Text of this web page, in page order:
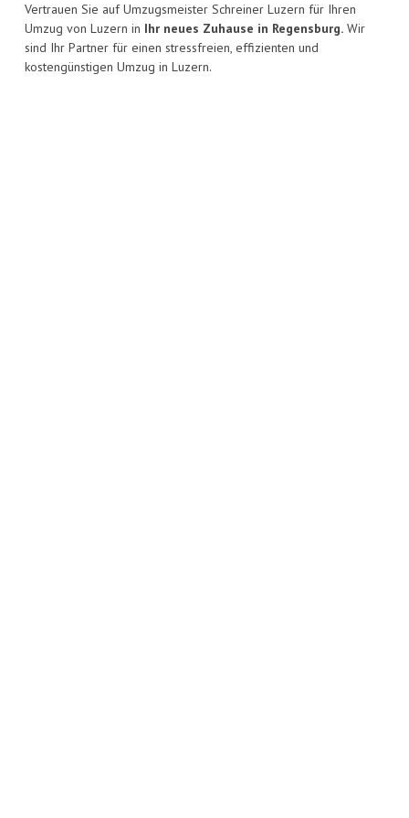
Vertrauen Sie auf Umzugsmeister Schreiner Luzern für Ihren
Umzug von Luzern in Ihr neues Zuhause in Regensburg. Wir
sind Ihr Partner für einen stressfreien, effizienten und
kostengünstigen Umzug in Luzern.